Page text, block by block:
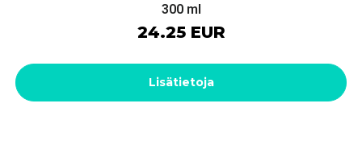
300 ml
24.25 EUR
Lisätietoja